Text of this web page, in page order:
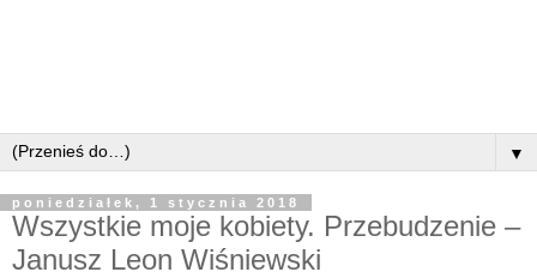
▼
poniedziałek, 1 stycznia 2018
Wszystkie moje kobiety. Przebudzenie –
Janusz Leon Wiśniewski